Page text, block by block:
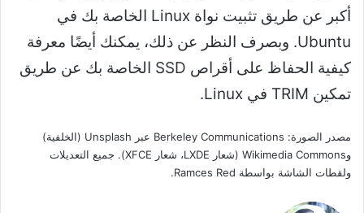
أكبر عن طريق تثبيت نواة Linux الخاصة بك في
Ubuntu. وبصرف النظر عن ذلك، يمكنك أيضًا معرفة
كيفية الحفاظ على أقراص SSD الخاصة بك عن طريق
تمكين TRIM في Linux.
مصدر الصورة: Berkeley Communications عبر Unsplash (الخلفية)
وWikimedia Commons (شعار LXDE، شعار XFCE). جميع التعديلات
ولقطات الشاشة بواسطة Ramces Red.